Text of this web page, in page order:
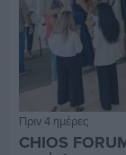
Πριν 4 ημέρες
CHIOS